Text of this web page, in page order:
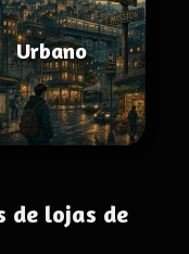
Urbano
de lojas de